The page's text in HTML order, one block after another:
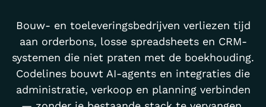
Bouw- en toeleveringsbedrijven verliezen tijd
aan orderbons, losse spreadsheets en CRM-
systemen die niet praten met de boekhouding.
Codelines bouwt AI-agents en integraties die
administratie, verkoop en planning verbinden